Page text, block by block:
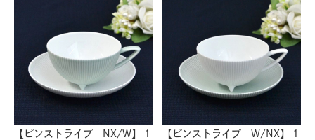
【ピンストライプ NX/W】 1
【ピンストライプ W/NX】 1